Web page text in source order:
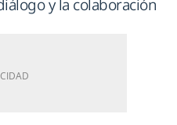
y la colaboración